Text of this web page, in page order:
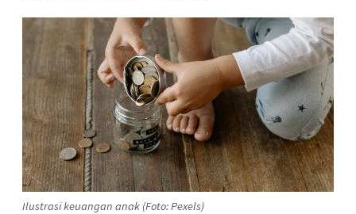
Ilustrasi keuangan anak (Foto: Pexels)